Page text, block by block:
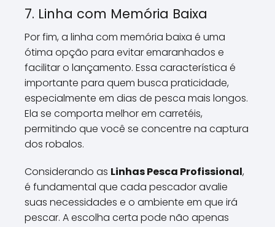
7. Linha com Memória Baixa
Por fim, a linha com memória baixa é uma
ótima opção para evitar emaranhados e
facilitar o lançamento. Essa característica é
importante para quem busca praticidade,
especialmente em dias de pesca mais longos.
Ela se comporta melhor em carretéis,
permitindo que você se concentre na captura
dos robalos.
Considerando as Linhas Pesca Profissional,
é fundamental que cada pescador avalie
suas necessidades e o ambiente em que irá
pescar. A escolha certa pode não apenas